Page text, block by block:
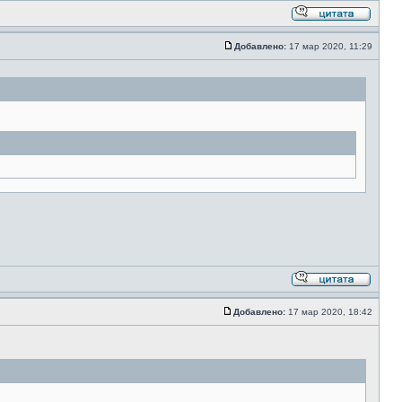
Добавлено: 17 мар 2020, 11:29
Добавлено: 17 мар 2020, 18:42